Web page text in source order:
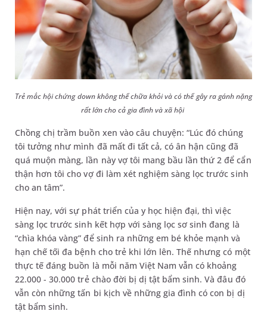
Trẻ mắc hội chứng down không thể chữa khỏi và có thể gây ra gánh nặng
rất lớn cho cả gia đình và xã hội
Chồng chị trầm buồn xen vào câu chuyện: “Lúc đó chúng
tôi tưởng như mình đã mất đi tất cả, có ân hận cũng đã
quá muộn màng, lần này vợ tôi mang bầu lần thứ 2 để cẩn
thận hơn tôi cho vợ đi làm xét nghiệm sàng lọc trước sinh
cho an tâm”.
Hiện nay, với sự phát triển của y học hiện đại, thì việc
sàng lọc trước sinh kết hợp với sàng lọc sơ sinh đang là
“chìa khóa vàng” để sinh ra những em bé khỏe mạnh và
hạn chế tối đa bệnh cho trẻ khi lớn lên. Thế nhưng có một
thực tế đáng buồn là mỗi năm Việt Nam vẫn có khoảng
22.000 - 30.000 trẻ chào đời bị dị tật bẩm sinh. Và đâu đó
vẫn còn những tấn bi kịch về những gia đình có con bị dị
tật bẩm sinh.